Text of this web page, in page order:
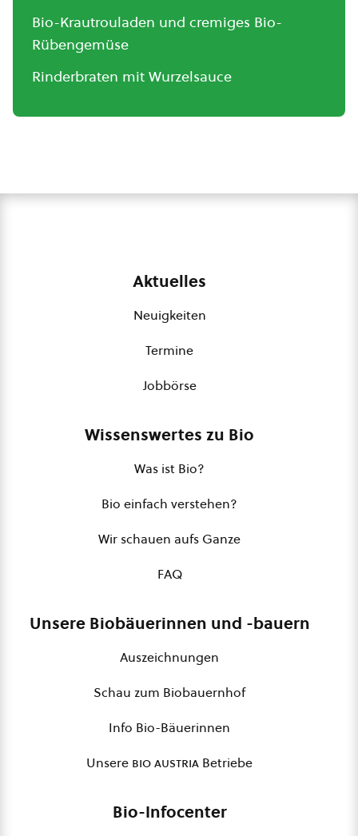
Bio-Krautrouladen und cremiges Bio-
Rübengemüse
Rinderbraten mit Wurzelsauce
Aktuelles
Neuigkeiten
Termine
Jobbörse
Wissenswertes zu Bio
Was ist Bio?
Bio einfach verstehen?
Wir schauen aufs Ganze
FAQ
Unsere Biobäuerinnen und -bauern
Auszeichnungen
Schau zum Biobauernhof
Info Bio-Bäuerinnen
Unsere bio austria Betriebe
Bio-Infocenter